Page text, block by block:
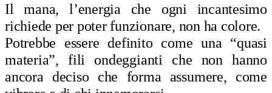
Il mana, l’energia che ogni incantesimo
richiede per poter funzionare, non ha colore.
Potrebbe essere definito come una “quasi
materia”, fili ondeggianti che non hanno
ancora deciso che forma assumere, come